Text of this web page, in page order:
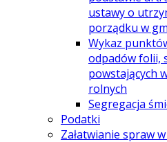
ustawy o
porządku w
Wykaz
odpadów folii,
powstających
rolnych
Segregacja
Podatki
Załatwianie spraw